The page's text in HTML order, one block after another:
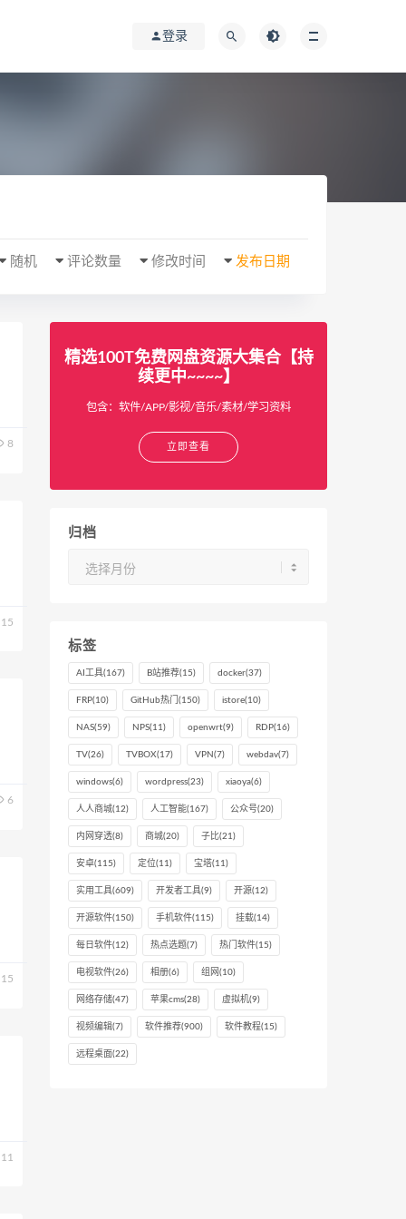
登录
发布日期
修改时间
评论数量
随机
8
15
6
15
11
精选100T免费网盘资源大集合【持
续更中~~~~】
包含：软件/APP/影视/音乐/素材/学习资料
立即查看
归档
标签
AI工具(167) B站推荐(15) docker(37)
FRP(10) GitHub热门 (150) istore(10)
NAS(59) NPS(11) openwrt(9) RDP(16)
TV(26) TVBOX(17) VPN (7) webdav(7)
windows(6) wordpress(23) xiaoya(6)
人人商城(12) 人工智能(167) 公众号(20)
内网穿透(8) 商城(20) 子比(21)
安卓(115) 定位(11) 宝塔(11)
实用工具(609) 开发者工具(9) 开源(12)
开源软件(150) 手机软件(115) 挂载(14)
每日软件(12) 热点选题(7) 热门软件(15)
电视软件(26) 相册(6) 组网 (10)
网络存储(47) 苹果cms(28) 虚拟机(9)
视频编辑(7) 软件推荐(900) 软件教程(15)
远程桌面(22)